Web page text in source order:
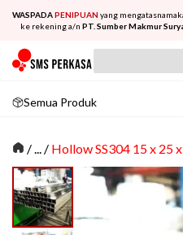
WASPADAPENIPUAN yang
ke rekening a/n PT. Sumber Makmur
Semua Produk
/... / Hollow SS304 15 x 25